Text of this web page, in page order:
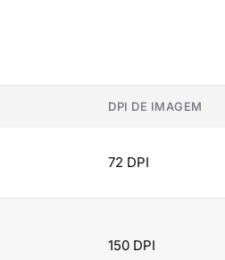
DPI DE IMAGEM
72 DPI
150 DPI